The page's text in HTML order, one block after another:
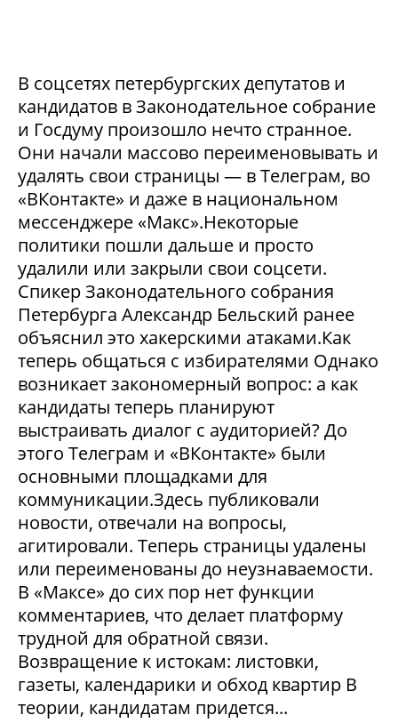
В соцсетях петербургских депутатов и
кандидатов в Законодательное собрание
и Госдуму произошло нечто странное.
Они начали массово переименовывать и
удалять свои страницы — в Телеграм, во
«ВКонтакте» и даже в национальном
мессенджере «Макс».Некоторые
политики пошли дальше и просто
удалили или закрыли свои соцсети.
Спикер Законодательного собрания
Петербурга Александр Бельский ранее
объяснил это хакерскими атаками.Как
теперь общаться с избирателями Однако
возникает закономерный вопрос: а как
кандидаты теперь планируют
выстраивать диалог с аудиторией? До
этого Телеграм и «ВКонтакте» были
основными площадками для
коммуникации.Здесь публиковали
новости, отвечали на вопросы,
агитировали. Теперь страницы удалены
или переименованы до неузнаваемости.
В «Максе» до сих пор нет функции
комментариев, что делает платформу
трудной для обратной связи.
Возвращение к истокам: листовки,
газеты, календарики и обход квартир В
теории, кандидатам придется...